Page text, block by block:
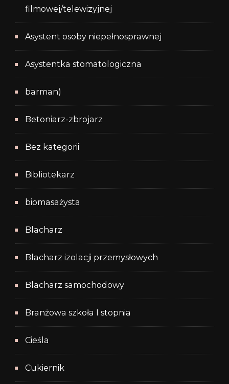
filmowej/telewizyjnej
Asystent osoby niepełnosprawnej
Asystentka stomatologiczna
barman)
Betoniarz-zbrojarz
Bez kategorii
Bibliotekarz
biomasażysta
Blacharz
Blacharz izolacji przemysłowych
Blacharz samochodowy
Branżowa szkoła I stopnia
Cieśla
Cukiernik